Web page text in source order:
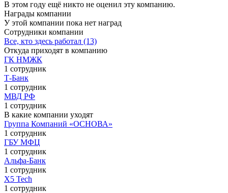
В этом году ещё никто не оценил эту компанию.
Награды компании
У этой компании пока нет наград
Сотрудники компании
Все, кто здесь работал (13)
Откуда приходят в компанию
ГК НМЖК
1 сотрудник
Т-Банк
1 сотрудник
МВД РФ
1 сотрудник
В какие компании уходят
Группа Компаний «ОСНОВА»
1 сотрудник
ГБУ МФЦ
1 сотрудник
Альфа-Банк
1 сотрудник
X5 Tech
1 сотрудник